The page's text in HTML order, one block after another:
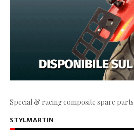
Special & racing composite spare parts
STYLMARTIN